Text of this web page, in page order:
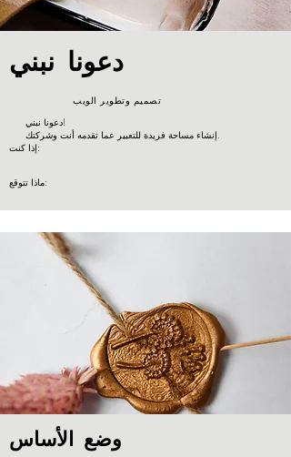
دعونا نبني
تصميم وتطوير الويب
دعونا نبني!
إنشاء مساحة فريدة للتعبير عما تقدمه أنت وشركتك.
إذا كنت:
ماذا تتوقع:
وضع الأساس